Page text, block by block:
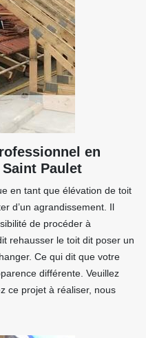
en
Paulet
en tant que élévation de toit
d’un agrandissement. Il
de procéder à
rehausser le toit dit poser un
Ce qui dit que votre
différente. Veuillez
ce projet à réaliser, nous